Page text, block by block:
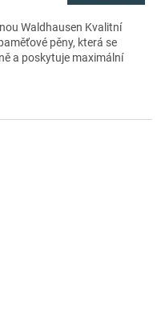
Waldhausen Kvalitní
pěny, která se
a poskytuje maximální